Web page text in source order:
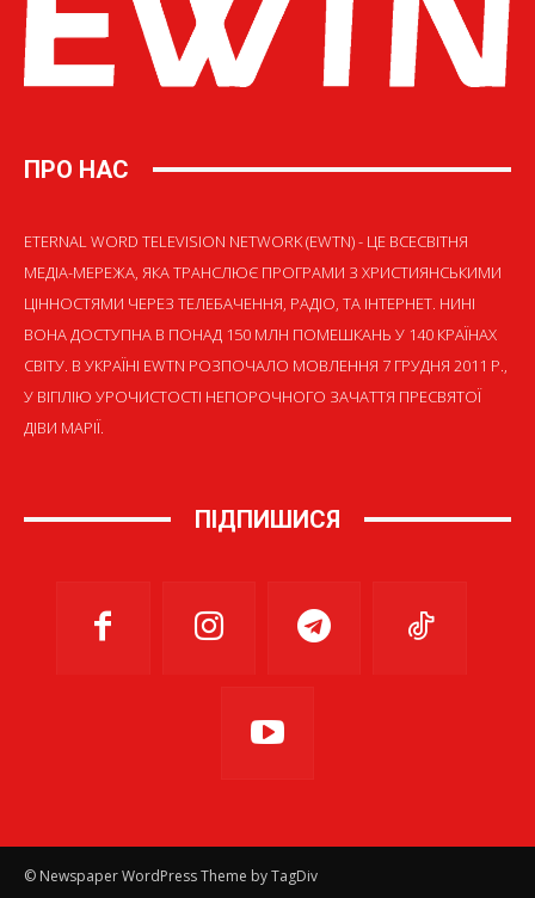
ПРО НАС
ETERNAL WORD TELEVISION NETWORK (EWTN) - ЦЕ ВСЕСВІТНЯ
МЕДІА-МЕРЕЖА, ЯКА ТРАНСЛЮЄ ПРОГРАМИ З ХРИСТИЯНСЬКИМИ
ЦІННОСТЯМИ ЧЕРЕЗ ТЕЛЕБАЧЕННЯ, РАДІО, ТА ІНТЕРНЕТ. НИНІ
ВОНА ДОСТУПНА В ПОНАД 150 МЛН ПОМЕШКАНЬ У 140 КРАЇНАХ
СВІТУ. В УКРАЇНІ EWTN РОЗПОЧАЛО МОВЛЕННЯ 7 ГРУДНЯ 2011 Р.,
У ВІГІЛІЮ УРОЧИСТОСТІ НЕПОРОЧНОГО ЗАЧАТТЯ ПРЕСВЯТОЇ
ДІВИ МАРІЇ.
ПІДПИШИСЯ
© Newspaper WordPress Theme by TagDiv